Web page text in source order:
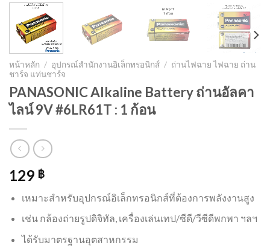
หน้าหลัก / อุปกรณ์สำนักงานอิเล็กทรอนิกส์ / ถ่านไฟฉาย ไฟฉาย ถ่าน
ชาร์จ แท่นชาร์จ
PANASONIC Alkaline Battery ถ่านอัลคา
ไลน์ 9V #6LR61T : 1 ก้อน
129 ฿
เหมาะสำหรับอุปกรณ์อิเล็กทรอนิกส์ที่ต้องการพลังงานสูง
เช่น กล้องถ่ายรูปดิจิทัล, เครื่องเล่นเทป/ซีดี/วีซีดีพกพา ฯลฯ
ได้รับมาตรฐานอุตสาหกรรม